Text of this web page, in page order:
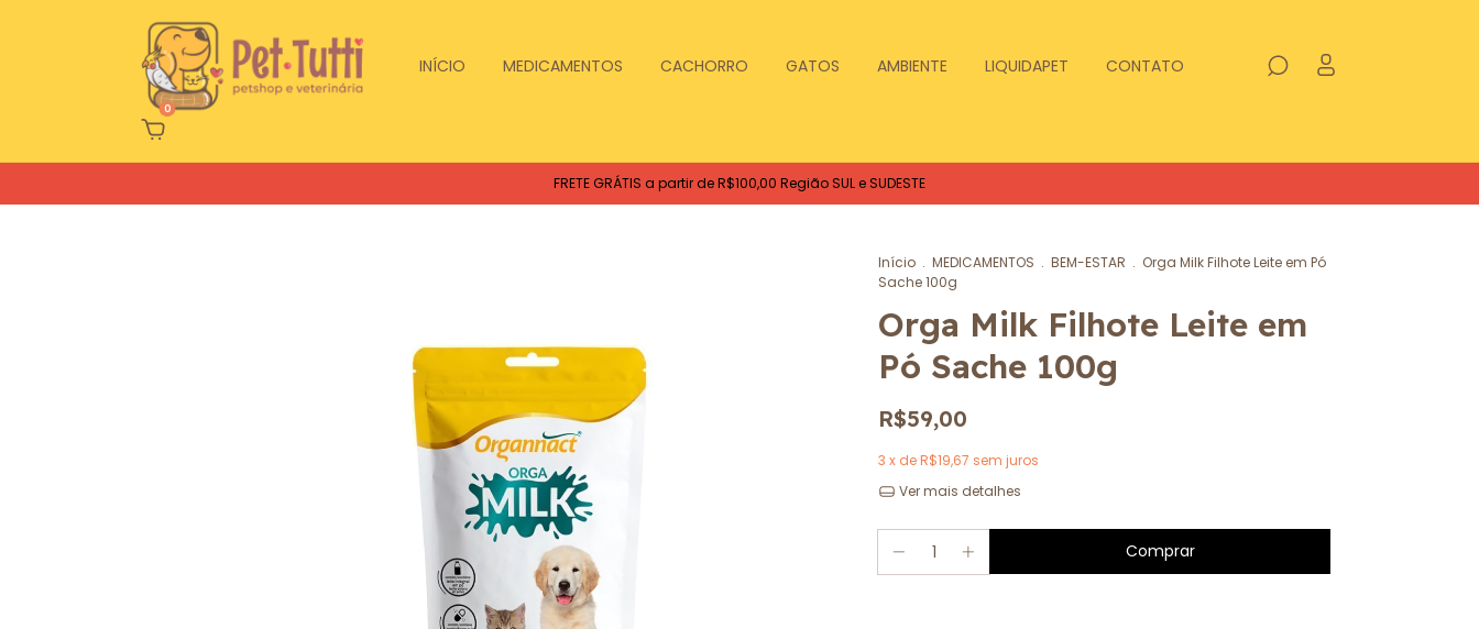
INÍCIO MEDICAMENTOS CACHORRO GATOS AMBIENTE LIQUIDAPET CONTATO
0
FRETE GRÁTIS a partir de R$100,00 Região SUL e SUDESTE
Início . MEDICAMENTOS . BEM-ESTAR . Orga Milk Filhote Leite em Pó
Sache 100g
Orga Milk Filhote Leite em
Pó Sache 100g
R$59,00
3 x deR$19,67 sem juros
Ver mais detalhes